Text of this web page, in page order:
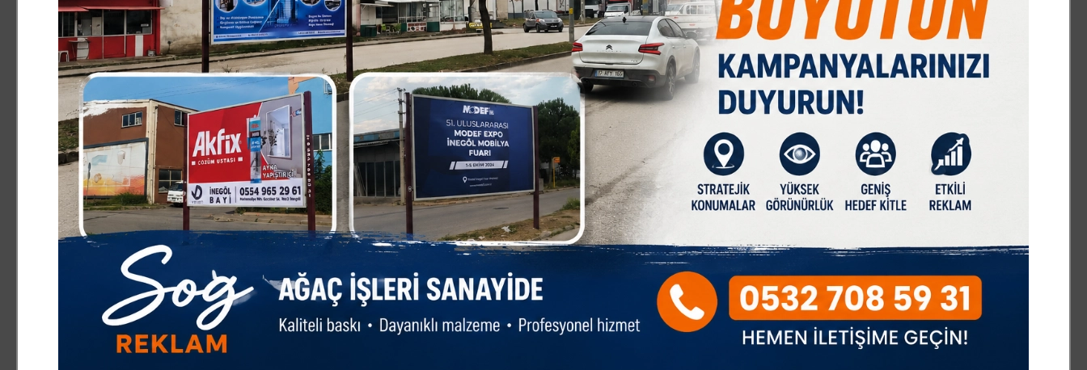
Genel Kurulumuza katılarak demokrasinin ve teşkilatımızın gücüne katkı sağlayan ülkemizin dört bir yanındaki oda
başkanlarımıza, yönetim kurulu üyelerimize ve delegelerimize gönülden teşekkür ediyorum. Mobilya ve ağaç işleri
sektörümüzün karşı karşıya bulunduğu sorunları, beklentileri ve çözüm bekleyen konuları sahadan gelen biri olarak çok
iyi biliyoruz. Bu bilinçle; esnaf ve sanatkârlarımızın haklarını korumak, sektörümüzün gelişimine katkı sağlamak ve
mesleğimizin geleceğini daha güçlü temeller üzerine inşa etmek için var gücümüzle çalışmaya devam edeceğiz.
İnegöl’ün üretim gücünü, mobilya sektöründeki birikimini ve esnafımızın taleplerini Ankara’da en güçlü şekilde temsil
etmeyi sürdüreceğiz. Sektörümüzün rekabet gücünü artıracak, üreticimizin önünü açacak ve meslektaşlarımızın
sorunlarının çözümü için mücadelemizi kararlılıkla sürdüreceğiz.
Bu görevi bizlere layık gören herkese bir kez daha teşekkür ediyor, gösterilen güvene layık olmak adına durmadan
çalışacağımızı ifade ediyorum.'dedi.